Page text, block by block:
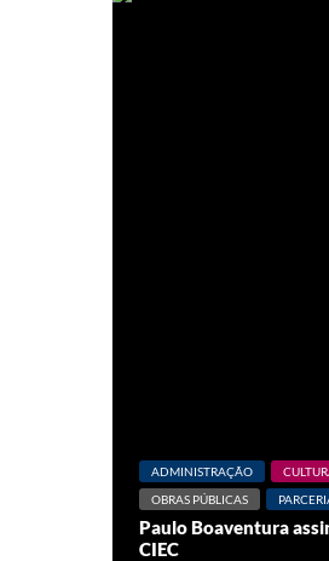
ADMINISTRAÇÃO
OBRAS PÚBLICAS
Paulo Boaventura
CIEC